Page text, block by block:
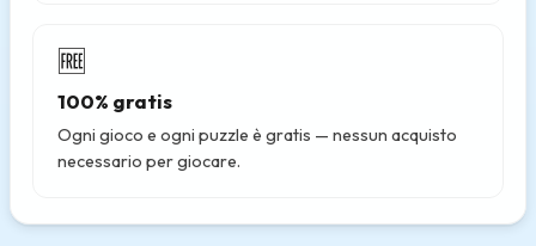
🆓
100% gratis
Ogni gioco e ogni puzzle è gratis — nessun acquisto
necessario per giocare.